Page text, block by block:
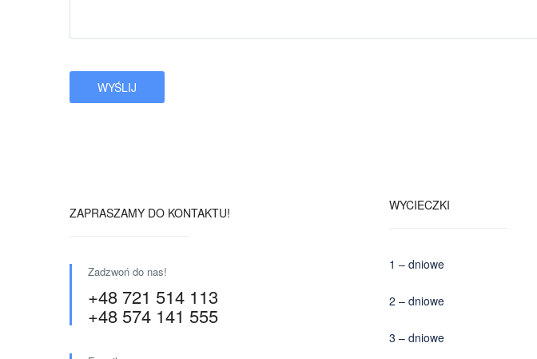
ZAPRASZAMY DO KONTAKTU!
Zadzwoń do nas!
+48 721 514 113
+48 574 141 555
WYCIECZKI
1 – dniowe
2 – dniowe
3 – dniowe